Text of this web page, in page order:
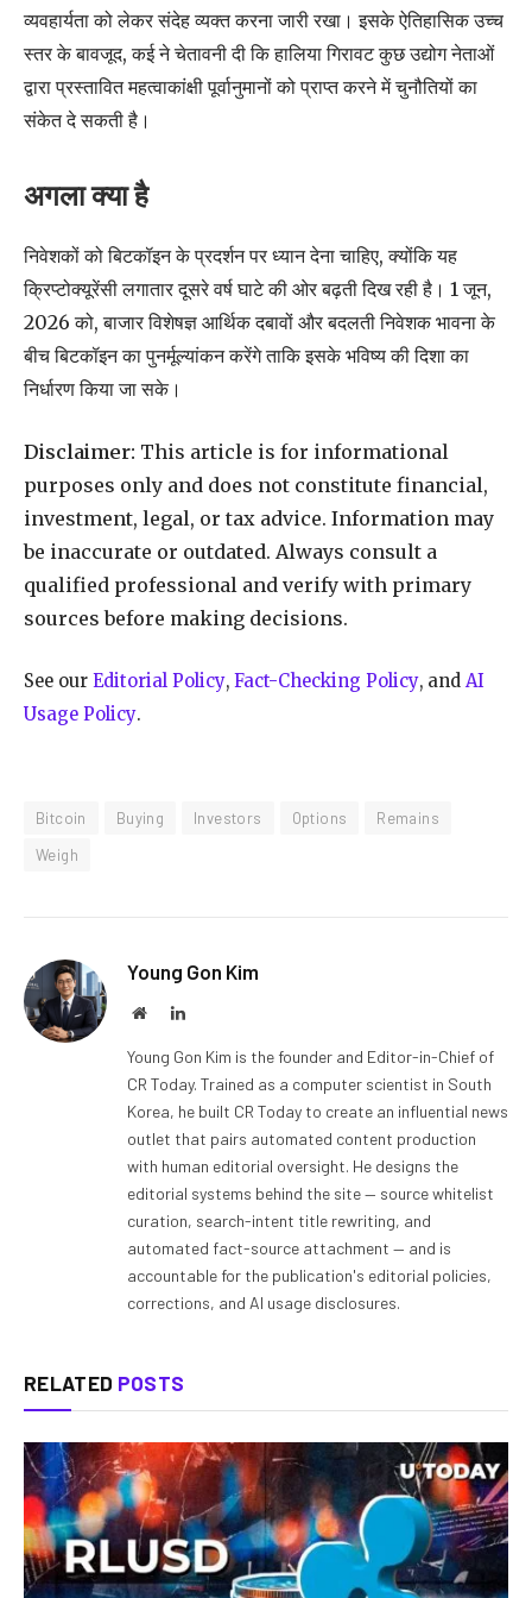
व्यवहार्यता को लेकर संदेह व्यक्त करना जारी रखा। इसके ऐतिहासिक उच्च
स्तर के बावजूद, कई ने चेतावनी दी कि हालिया गिरावट कुछ उद्योग नेताओं
द्वारा प्रस्तावित महत्वाकांक्षी पूर्वानुमानों को प्राप्त करने में चुनौतियों का
संकेत दे सकती है।
अगला क्या है
निवेशकों को बिटकॉइन के प्रदर्शन पर ध्यान देना चाहिए, क्योंकि यह
क्रिप्टोक्यूरेंसी लगातार दूसरे वर्ष घाटे की ओर बढ़ती दिख रही है। 1 जून,
2026 को, बाजार विशेषज्ञ आर्थिक दबावों और बदलती निवेशक भावना के
बीच बिटकॉइन का पुनर्मूल्यांकन करेंगे ताकि इसके भविष्य की दिशा का
निर्धारण किया जा सके।
Disclaimer: This article is for informational
purposes only and does not constitute financial,
investment, legal, or tax advice. Information may
be inaccurate or outdated. Always consult a
qualified professional and verify with primary
sources before making decisions.
See our Editorial Policy, Fact-Checking Policy, and AI
Usage Policy.
Bitcoin Buying Investors Options
Remains
Weigh
Young Gon Kim
WebsiteLinkedIn
Young Gon Kim is the founder and Editor-in-Chief of
CR Today. Trained as a computer scientist in South
Korea, he built CR Today to create an influential news
outlet that pairs automated content production
with human editorial oversight. He designs the
editorial systems behind the site — source whitelist
curation, search-intent title rewriting, and
automated fact-source attachment — and is
accountable for the publication's editorial policies,
corrections, and AI usage disclosures.
RELATED POSTS